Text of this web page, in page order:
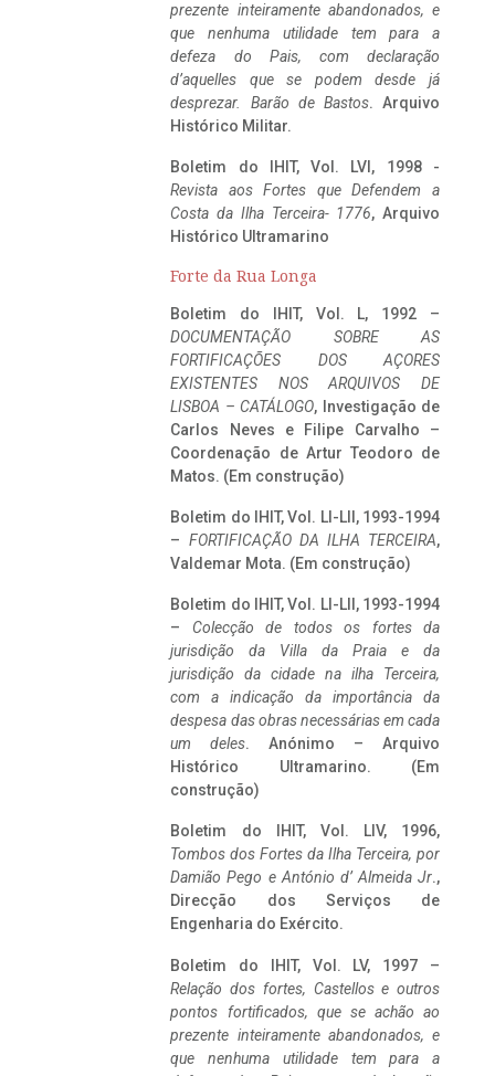
prezente inteiramente abandonados, e
que nenhuma utilidade tem para a
defeza do Pais, com declaração
d’aquelles que se podem desde já
desprezar. Barão de Bastos. Arquivo
Histórico Militar.
Boletim do IHIT, Vol. LVI, 1998 -
Revista aos Fortes que Defendem a
Costa da Ilha Terceira- 1776, Arquivo
Histórico Ultramarino
Forte da Rua Longa
Boletim do IHIT, Vol. L, 1992 –
DOCUMENTAÇÃO SOBRE AS
FORTIFICAÇÕES DOS AÇORES
EXISTENTES NOS ARQUIVOS DE
LISBOA – CATÁLOGO, Investigação de
Carlos Neves e Filipe Carvalho –
Coordenação de Artur Teodoro de
Matos. (Em construção)
Boletim do IHIT, Vol. LI-LII, 1993-1994
– FORTIFICAÇÃO DA ILHA TERCEIRA,
Valdemar Mota. (Em construção)
Boletim do IHIT, Vol. LI-LII, 1993-1994
– Colecção de todos os fortes da
jurisdição da Villa da Praia e da
jurisdição da cidade na ilha Terceira,
com a indicação da importância da
despesa das obras necessárias em cada
um deles. Anónimo – Arquivo
Histórico Ultramarino. (Em
construção)
Boletim do IHIT, Vol. LIV, 1996,
Tombos dos Fortes da Ilha Terceira, por
Damião Pego e António d’ Almeida Jr.,
Direcção dos Serviços de
Engenharia do Exército.
Boletim do IHIT, Vol. LV, 1997 –
Relação dos fortes, Castellos e outros
pontos fortificados, que se achão ao
prezente inteiramente abandonados, e
que nenhuma utilidade tem para a